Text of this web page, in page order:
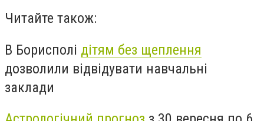
Читайте також:
В Борисполі дітям без щеплення
дозволили відвідувати навчальні
заклади